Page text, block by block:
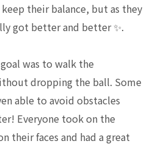
their balance, but as they
got better and better ✨.
was to walk the
dropping the ball. Some
able to avoid obstacles
Everyone took on the
their faces and had a great